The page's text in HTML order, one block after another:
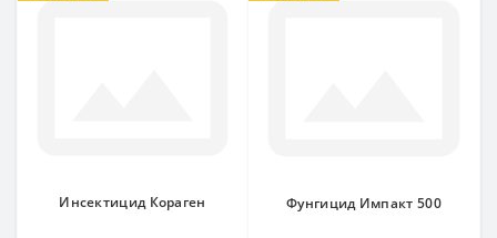
Инсектицид Кораген Фунгицид Импакт 500